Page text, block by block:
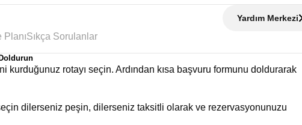
Yardım Merkezi
Planı Sıkça Sorulanlar
kurduğunuz rotayı seçin. Ardından kısa başvuru formunu doldurarak
dilerseniz peşin, dilerseniz taksitli olarak ve rezervasyonunuzu